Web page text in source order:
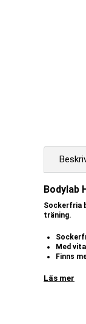
Bodylab
Sockerfria
träning.
Med
Finns
Lätt
Läs mer